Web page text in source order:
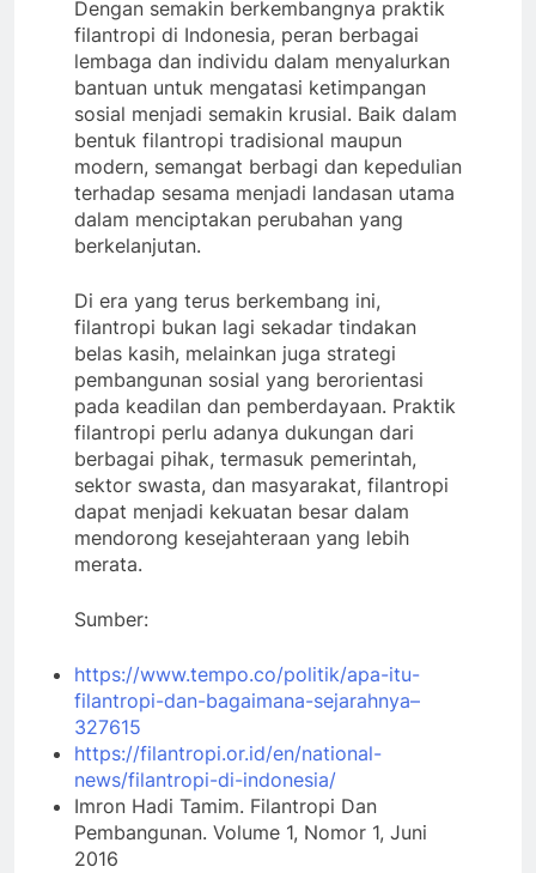
Dengan semakin berkembangnya praktik
filantropi di Indonesia, peran berbagai
lembaga dan individu dalam menyalurkan
bantuan untuk mengatasi ketimpangan
sosial menjadi semakin krusial. Baik dalam
bentuk filantropi tradisional maupun
modern, semangat berbagi dan kepedulian
terhadap sesama menjadi landasan utama
dalam menciptakan perubahan yang
berkelanjutan.
Di era yang terus berkembang ini,
filantropi bukan lagi sekadar tindakan
belas kasih, melainkan juga strategi
pembangunan sosial yang berorientasi
pada keadilan dan pemberdayaan. Praktik
filantropi perlu adanya dukungan dari
berbagai pihak, termasuk pemerintah,
sektor swasta, dan masyarakat, filantropi
dapat menjadi kekuatan besar dalam
mendorong kesejahteraan yang lebih
merata.
Sumber:
https://www.tempo.co/politik/apa-itu-
filantropi-dan-bagaimana-sejarahnya–
327615
https://filantropi.or.id/en/national-
news/filantropi-di-indonesia/
Imron Hadi Tamim. Filantropi Dan
Pembangunan. Volume 1, Nomor 1, Juni
2016